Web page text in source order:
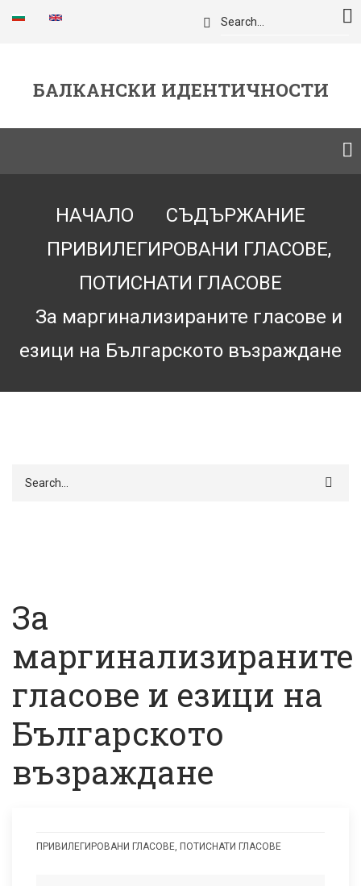
Търси
БАЛКАНСКИ ИДЕНТИЧНОСТИ
Breadcrumb
НАЧАЛО
СЪДЪРЖАНИЕ
ПРИВИЛЕГИРОВАНИ ГЛАСОВЕ,
ПОТИСНАТИ ГЛАСОВЕ
За маргинализираните гласове и
езици на Българското възраждане
За
маргинализираните
гласове и езици на
Българското
възраждане
ПРИВИЛЕГИРОВАНИ ГЛАСОВЕ, ПОТИСНАТИ ГЛАСОВЕ